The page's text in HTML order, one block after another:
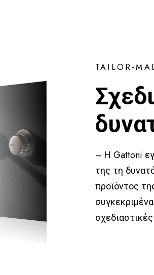
TAILOR-
– Η Gattoni
της τη
προϊόντος